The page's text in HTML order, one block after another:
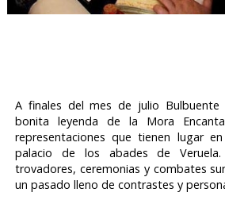
A finales del mes de julio
bonita leyenda de la Mora
representaciones que tienen lugar
palacio de los abades de Veruela.
trovadores, ceremonias y combates
un pasado lleno de contrastes y